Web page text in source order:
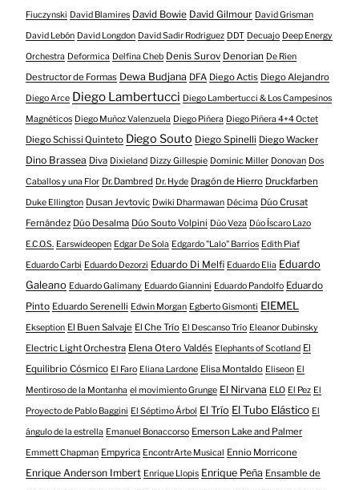
Fiuczynski David Blamires David Bowie David Gilmour David Grisman
David Lebón David Longdon David Sadir Rodriguez DDT Decuajo Deep Energy
Orchestra Deformica Delfina Cheb Denis Surov Denorian De Rien
Destructor de Formas Dewa Budjana DFA Diego Actis Diego Alejandro
Diego Arce Diego Lambertucci Diego Lambertucci & Los Campesinos
Magnéticos Diego Muñoz Valenzuela Diego Piñera Diego Piñera 4+4 Octet
Diego Schissi Quinteto Diego Souto Diego Spinelli Diego Wacker
Dino Brassea Diva Dixieland Dizzy Gillespie Dominic Miller Donovan Dos
Caballos y una Flor Dr. Dambred Dr. Hyde Dragón de Hierro Druckfarben
Duke Ellington Dusan Jevtovic Dwiki Dharmawan Décima Dúo Crusat
Fernández Dúo Desalma Dúo Souto Volpini Dúo Veza Dúo Íscaro Lazo
E.C.O.S. Earswideopen Edgar De Sola Edgardo "Lalo" Barrios Edith Piaf
Eduardo Carbi Eduardo Dezorzi Eduardo Di Melfi Eduardo Elia Eduardo
Galeano Eduardo Galimany Eduardo Giannini Eduardo Pandolfo Eduardo
Pinto Eduardo Serenelli Edwin Morgan Egberto Gismonti EIEMEL
Ekseption El Buen Salvaje El Che Trío El Descanso Trío Eleanor Dubinsky
Electric Light Orchestra Elena Otero Valdés Elephants of Scotland El
Equilibrio Cósmico El Faro Eliana Lardone Elisa Montaldo Eliseon El
Mentiroso de la Montanha el movimiento Grunge El Nirvana ELO El Pez El
Proyecto de Pablo Baggini El Séptimo Árbol El Trío El Tubo Elástico El
ángulo de la estrella Emanuel Bonaccorso Emerson Lake and Palmer
Emmett Chapman Empyrica EncontrArte Musical Ennio Morricone
Enrique Anderson Imbert Enrique Llopis Enrique Peña Ensamble de